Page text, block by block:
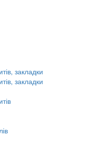
закладки
закладки